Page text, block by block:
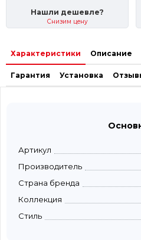
Нашли дешевле?
Снизим цену
Характеристики Описание
Гарантия Установка
Артикул
Производитель
Страна бренда
Коллекция
Стиль